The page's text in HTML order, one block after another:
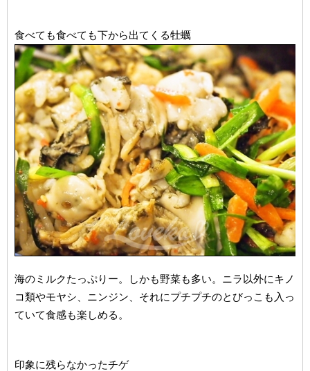
食べても食べても下から出てくる牡蠣
海のミルクたっぷりー。しかも野菜も多い。ニラ以外にキノ
コ類やモヤシ、ニンジン、それにプチプチのとびっこも入っ
ていて食感も楽しめる。
印象に残らなかったチゲ